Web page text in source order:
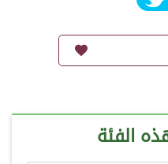
الفئة